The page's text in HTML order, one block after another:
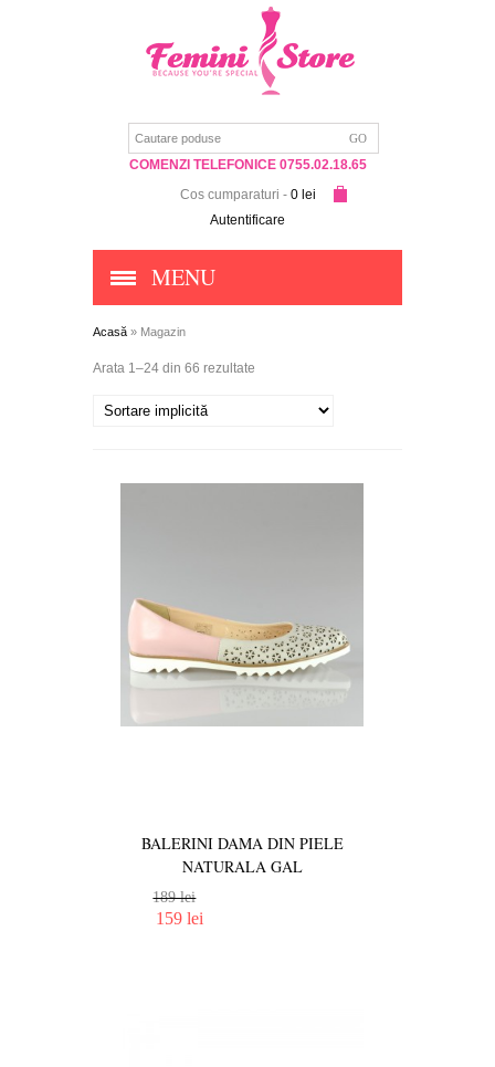
COMENZI TELEFONICE 0755.02.18.65
Cos cumparaturi - 0 lei
Autentificare
MENU
Acasă » Magazin
Arata 1–24 din 66 rezultate
BALERINI DAMA DIN PIELE
NATURALA GAL
189 lei
159 lei